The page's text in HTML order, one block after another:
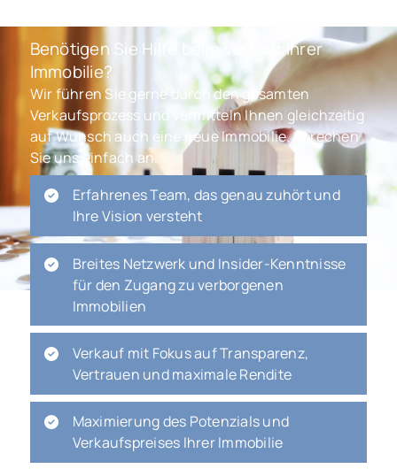
Benötigen Sie Hilfe beim Verkauf Ihrer
Immobilie?
Wir führen Sie gerne durch den gesamten
Verkaufsprozess und vermitteln Ihnen gleichzeitig
auf Wunsch auch eine neue Immobilie. Sprechen
Sie uns einfach an.
Erfahrenes Team, das genau zuhört und
Ihre Vision versteht
Breites Netzwerk und Insider-Kenntnisse
für den Zugang zu verborgenen
Immobilien
Verkauf mit Fokus auf Transparenz,
Vertrauen und maximale Rendite
Maximierung des Potenzials und
Verkaufspreises Ihrer Immobilie